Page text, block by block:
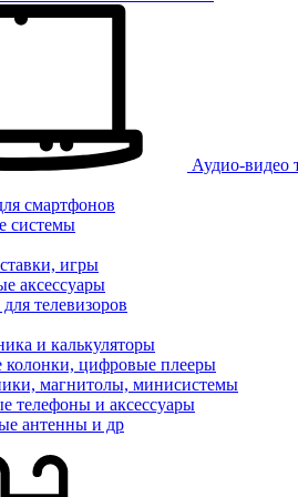
Аудио-видео
смартфонов
системы
игры
аксессуары
телевизоров
и калькуляторы
колонки, цифровые плееры
магнитолы, минисистемы
телефоны и аксессуары
антенны и др